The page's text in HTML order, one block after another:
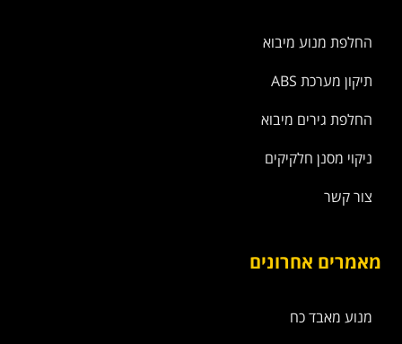
החלפת מנוע מיבוא
תיקון מערכת ABS
החלפת גירים מיבוא
ניקוי מסנן חלקיקים
צור קשר
מאמרים אחרונים
מנוע מאבד כח